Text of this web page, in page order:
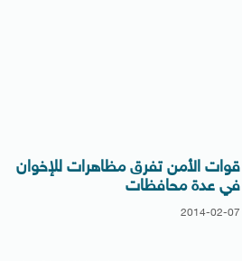
قوات الأمن تفرق مظاهرات للإخوان
في عدة محافظات
2014-02-07